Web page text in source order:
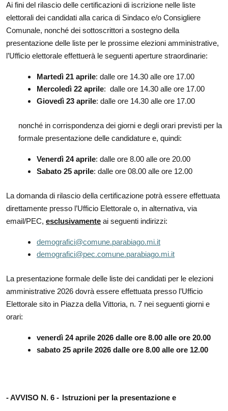
Ai fini del rilascio delle certificazioni di iscrizione nelle liste
elettorali dei candidati alla carica di Sindaco e/o Consigliere
Comunale, nonché dei sottoscrittori a sostegno della
presentazione delle liste per le prossime elezioni amministrative,
l’Ufficio elettorale effettuerà le seguenti aperture straordinarie:
Martedì 21 aprile: dalle ore 14.30 alle ore 17.00
Mercoledì 22 aprile: dalle ore 14.30 alle ore 17.00
Giovedì 23 aprile: dalle ore 14.30 alle ore 17.00
nonché in corrispondenza dei giorni e degli orari previsti per la
formale presentazione delle candidature e, quindi:
Venerdì 24 aprile: dalle ore 8.00 alle ore 20.00
Sabato 25 aprile: dalle ore 08.00 alle ore 12.00
La domanda di rilascio della certificazione potrà essere effettuata
direttamente presso l’Ufficio Elettorale o, in alternativa, via
email/PEC, esclusivamente ai seguenti indirizzi:
demografici@comune.parabiago.mi.it
demografici@pec.comune.parabiago.mi.it
La presentazione formale delle liste dei candidati per le elezioni
amministrative 2026 dovrà essere effettuata presso l’Ufficio
Elettorale sito in Piazza della Vittoria, n. 7 nei seguenti giorni e
orari:
venerdì 24 aprile 2026 dalle ore 8.00 alle ore 20.00
sabato 25 aprile 2026 dalle ore 8.00 alle ore 12.00
- AVVISO N. 6 - Istruzioni per la presentazione e